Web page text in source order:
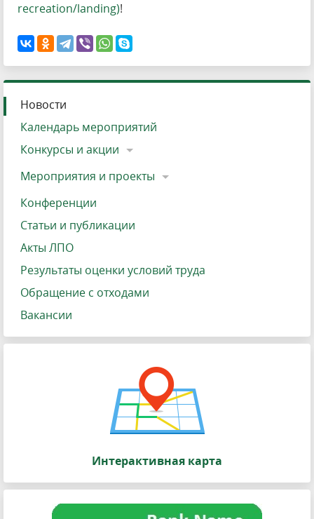
recreation/landing)!
Новости
Календарь мероприятий
Конкурсы и акции
Мероприятия и проекты
Конференции
Статьи и публикации
Акты ЛПО
Результаты оценки условий труда
Обращение с отходами
Вакансии
Интерактивная карта